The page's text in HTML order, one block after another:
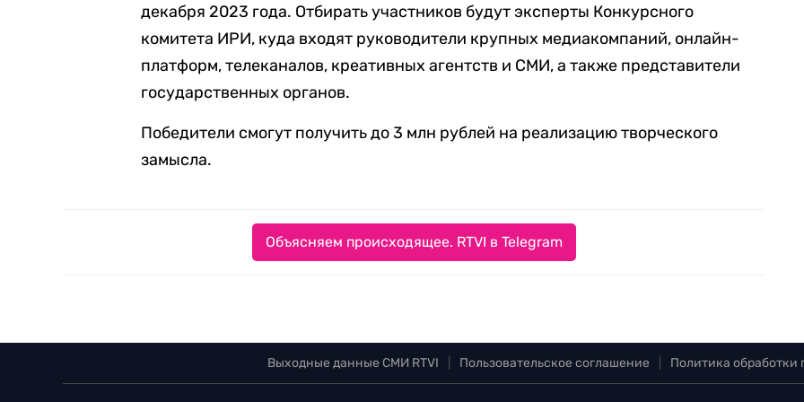
декабря 2023 года. Отбирать участников будут эксперты Конкурсного
комитета ИРИ, куда входят руководители крупных медиакомпаний, онлайн-
платформ, телеканалов, креативных агентств и СМИ, а также представители
государственных органов.
Победители смогут получить до 3 млн рублей на реализацию творческого
замысла.
Объясняем происходящее. RTVI в Telegram
Выходные данные СМИ RTVI Пользовательское соглашение Политика